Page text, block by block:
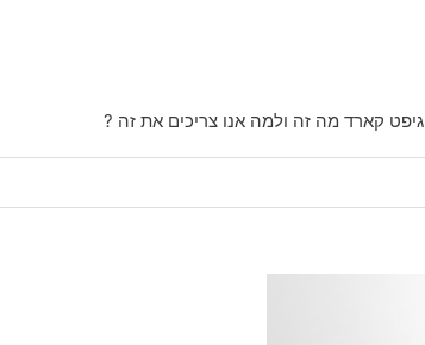
גיפט קארד מה זה ולמה אנו צריכים את זה ?